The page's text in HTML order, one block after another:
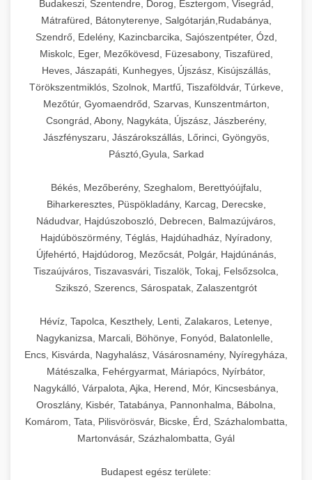
Budakeszi, Szentendre, Dorog, Esztergom, Visegrád,
Mátrafüred, Bátonyterenye, Salgótarján,Rudabánya,
Szendrő, Edelény, Kazincbarcika, Sajószentpéter, Ózd,
Miskolc, Eger, Mezőkövesd, Füzesabony, Tiszafüred,
Heves, Jászapáti, Kunhegyes, Újszász, Kisújszállás,
Törökszentmiklós, Szolnok, Martfű, Tiszaföldvár, Túrkeve,
Mezőtúr, Gyomaendrőd, Szarvas, Kunszentmárton,
Csongrád, Abony, Nagykáta, Újszász, Jászberény,
Jászfényszaru, Jászárokszállás, Lőrinci, Gyöngyös,
Pásztó,Gyula, Sarkad
Békés, Mezőberény, Szeghalom, Berettyóújfalu,
Biharkeresztes, Püspökladány, Karcag, Derecske,
Nádudvar, Hajdúszoboszló, Debrecen, Balmazújváros,
Hajdúböszörmény, Téglás, Hajdúhadház, Nyíradony,
Újfehértó, Hajdúdorog, Mezőcsát, Polgár, Hajdúnánás,
Tiszaújváros, Tiszavasvári, Tiszalök, Tokaj, Felsőzsolca,
Szikszó, Szerencs, Sárospatak, Zalaszentgrót
Hévíz, Tapolca, Keszthely, Lenti, Zalakaros, Letenye,
Nagykanizsa, Marcali, Böhönye, Fonyód, Balatonlelle,
Encs, Kisvárda, Nagyhalász, Vásárosnamény, Nyíregyháza,
Mátészalka, Fehérgyarmat, Máriapócs, Nyírbátor,
Nagykálló, Várpalota, Ajka, Herend, Mór, Kincsesbánya,
Oroszlány, Kisbér, Tatabánya, Pannonhalma, Bábolna,
Komárom, Tata, Pilisvörösvár, Bicske, Érd, Százhalombatta,
Martonvásár, Százhalombatta, Gyál
Budapest egész területe: